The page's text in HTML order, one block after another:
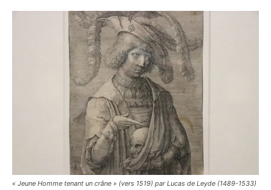
« Jeune Homme tenant un crâne » (vers 1519) par Lucas de Leyde (1489-1533)